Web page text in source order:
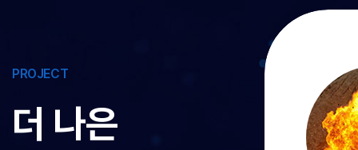
PROJECT
더 나은